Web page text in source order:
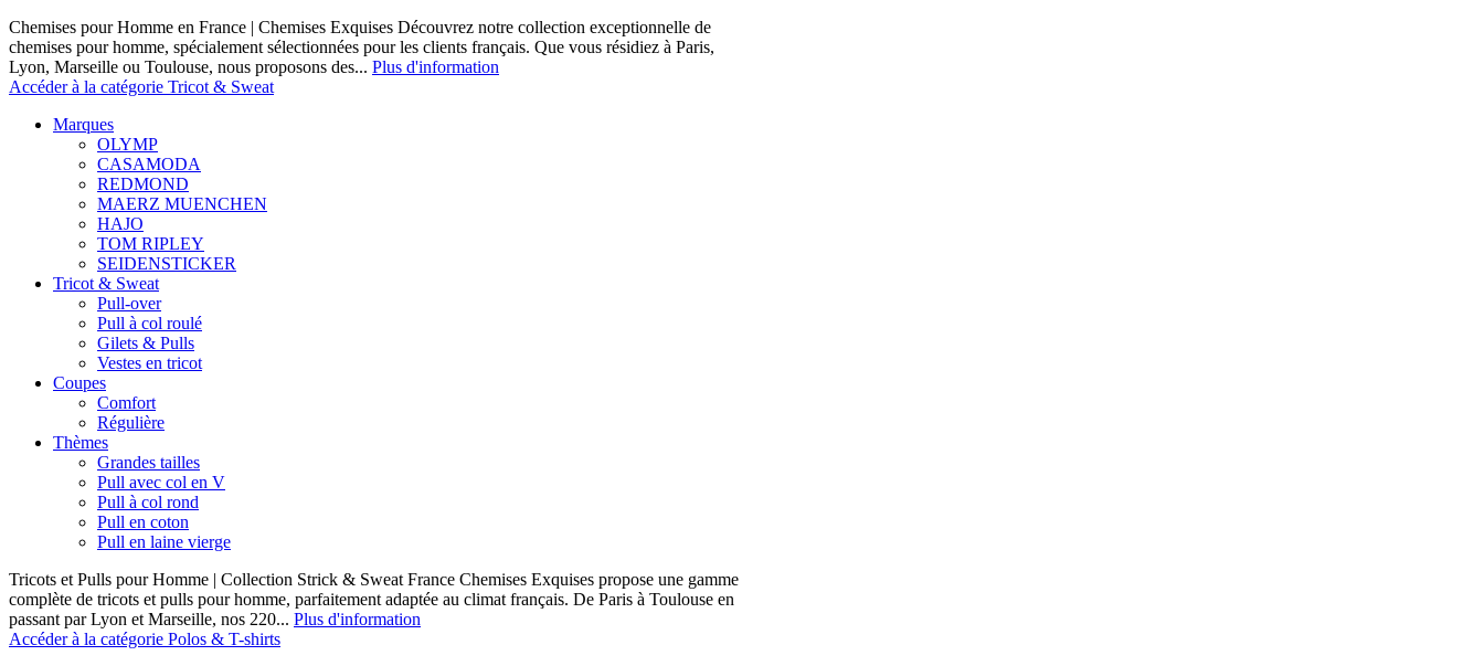
Chemises pour Homme en France | Chemises Exquises Découvrez notre collection exceptionnelle de
chemises pour homme, spécialement sélectionnées pour les clients français. Que vous résidiez à Paris,
Lyon, Marseille ou Toulouse, nous proposons des... Plus d'information
Accéder à la catégorie Tricot & Sweat
Marques
OLYMP
CASAMODA
REDMOND
MAERZ MUENCHEN
HAJO
TOM RIPLEY
SEIDENSTICKER
Tricot & Sweat
Pull-over
Pull à col roulé
Gilets & Pulls
Vestes en tricot
Coupes
Comfort
Régulière
Thèmes
Grandes tailles
Pull avec col en V
Pull à col rond
Pull en coton
Pull en laine vierge
Tricots et Pulls pour Homme | Collection Strick & Sweat France Chemises Exquises propose une gamme
complète de tricots et pulls pour homme, parfaitement adaptée au climat français. De Paris à Toulouse en
passant par Lyon et Marseille, nos 220... Plus d'information
Accéder à la catégorie Polos & T-shirts